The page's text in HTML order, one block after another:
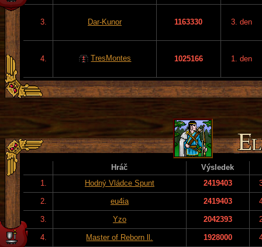
3. Dar-Kunor 1163330 3. den
4. TresMontes 1025166 1. den
Hráč
Výsledek
1.
Hodný Vládce Spunt 2419403
2. eu4ia 2419403
3. Yzo 2042393
4. Master of Reborn ll. 1928000